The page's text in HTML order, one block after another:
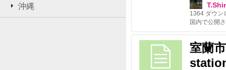
沖縄
1364 ダウン
室蘭